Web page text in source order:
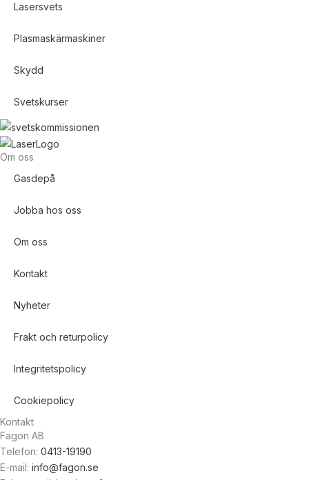
Lasersvets
Plasmaskärmaskiner
Skydd
Svetskurser
Om oss
Gasdepå
Jobba hos oss
Om oss
Kontakt
Nyheter
Frakt och returpolicy
Integritetspolicy
Cookiepolicy
Kontakt
Fagon AB
Telefon: 0413-19190
E-mail: info@fagon.se